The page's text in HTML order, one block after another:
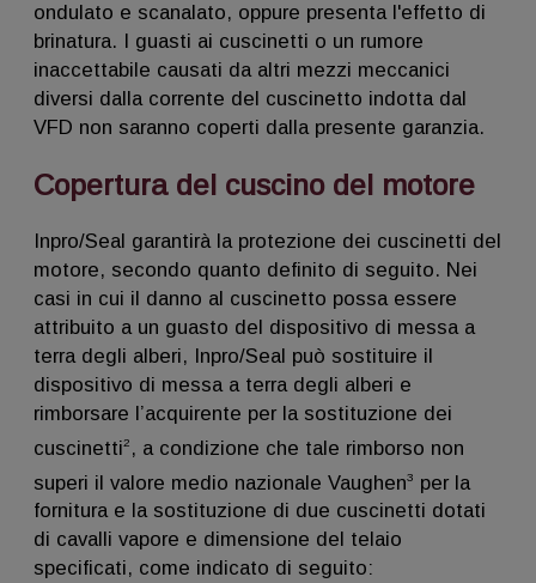
ondulato e scanalato, oppure presenta l'effetto di
brinatura. I guasti ai cuscinetti o un rumore
inaccettabile causati da altri mezzi meccanici
diversi dalla corrente del cuscinetto indotta dal
VFD non saranno coperti dalla presente garanzia.
Copertura del cuscino del motore
Inpro/Seal garantirà la protezione dei cuscinetti del
motore, secondo quanto definito di seguito. Nei
casi in cui il danno al cuscinetto possa essere
attribuito a un guasto del dispositivo di messa a
terra degli alberi, Inpro/Seal può sostituire il
dispositivo di messa a terra degli alberi e
rimborsare l’acquirente per la sostituzione dei
cuscinetti2 , a condizione che tale rimborso non
superi il valore medio nazionale Vaughen3
per la
fornitura e la sostituzione di due cuscinetti dotati
di cavalli vapore e dimensione del telaio
specificati, come indicato di seguito: